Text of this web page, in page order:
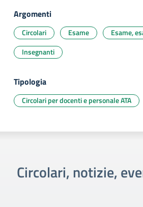
Argomenti
Circolari Esame
Esame,
Insegnanti
Tipologia
Circolari per docenti e personale ATA
Circolari, notizie,